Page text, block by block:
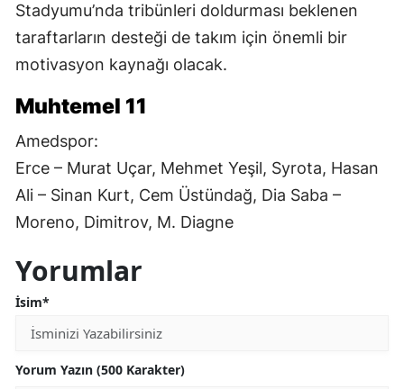
Stadyumu’nda tribünleri doldurması beklenen
taraftarların desteği de takım için önemli bir
motivasyon kaynağı olacak.
Muhtemel 11
Amedspor:
Erce – Murat Uçar, Mehmet Yeşil, Syrota, Hasan
Ali – Sinan Kurt, Cem Üstündağ, Dia Saba –
Moreno, Dimitrov, M. Diagne
Yorumlar
İsim*
Yorum Yazın (500 Karakter)